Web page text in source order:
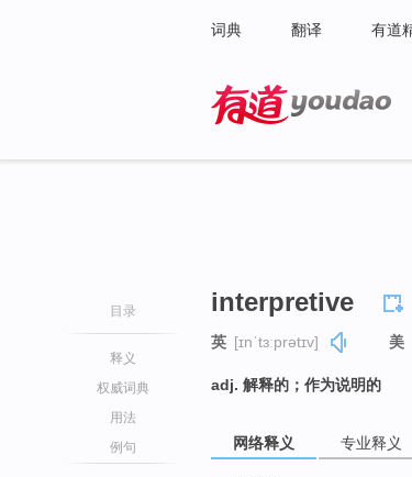
词典 翻译 有道
目录
释义
权威词典
用法
例句
interpretive
英 [ɪnˈtɜːprətɪv] 美
adj. 解释的；作为说明的
网络释义 专业释义